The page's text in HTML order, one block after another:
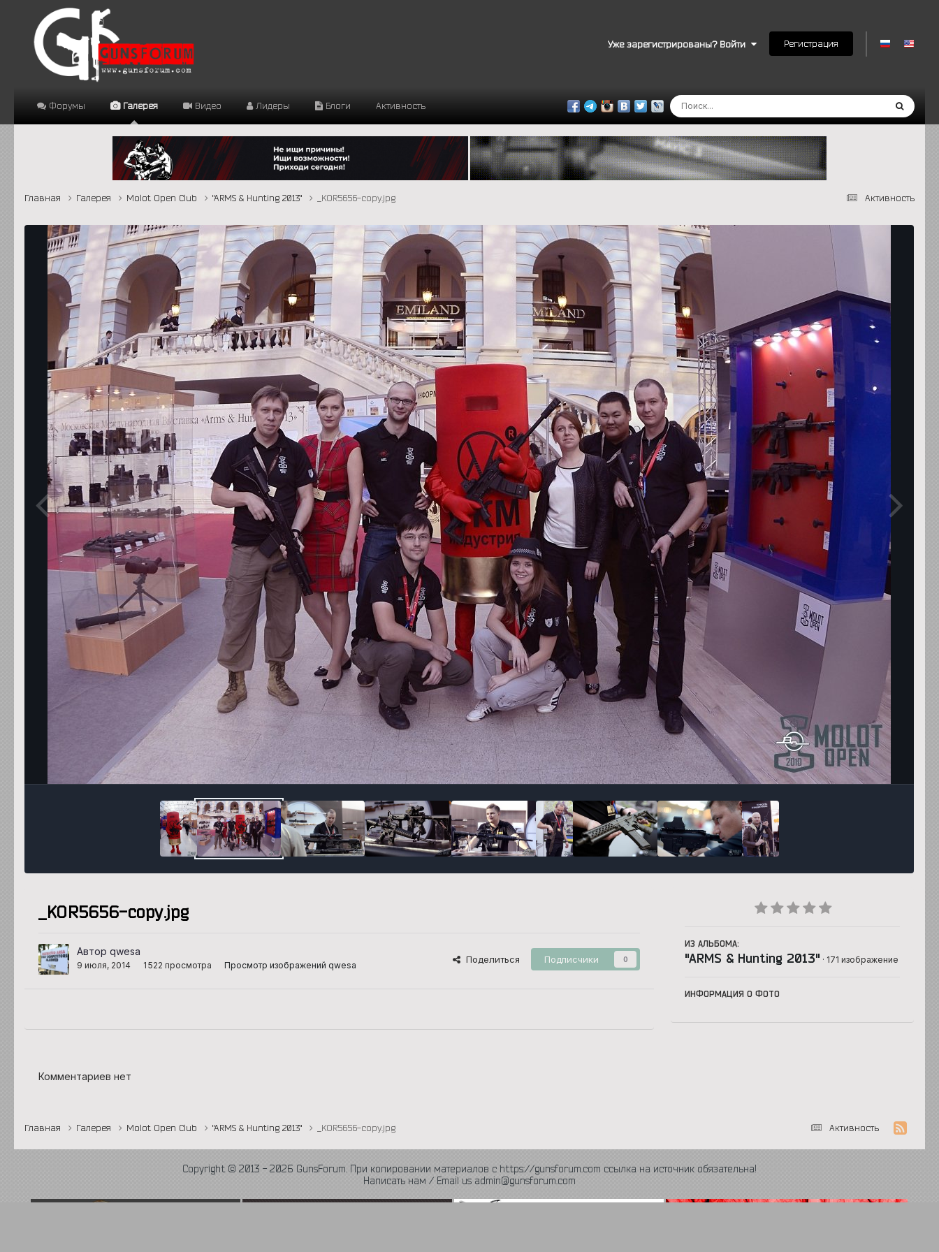
Уже зарегистрированы? Войти Регистрация
Форумы Галерея Видео Лидеры Блоги Активность
Активность
Главная Галерея Molot Open Club "ARMS & Hunting 2013" _KOR5656-copy.jpg
Инструменты
_KOR5656-copy.jpg
Автор qwesa
9 июля, 2014 1 522 просмотра Просмотр изображений qwesa
Поделиться Подписчики 0
ИЗ АЛЬБОМА:
"ARMS & Hunting 2013" · 171 изображение
ИНФОРМАЦИЯ О ФОТО
Комментариев нет
Активность
Главная Галерея Molot Open Club "ARMS & Hunting 2013" _KOR5656-copy.jpg
Copyright © 2013 - 2026 GunsForum. При копировании материалов с https://gunsforum.com ссылка на источник обязательна!
Написать нам / Email us admin@gunsforum.com